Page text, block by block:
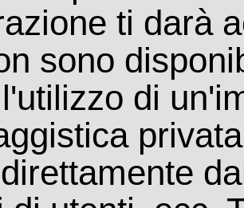
ti darà
sono
di